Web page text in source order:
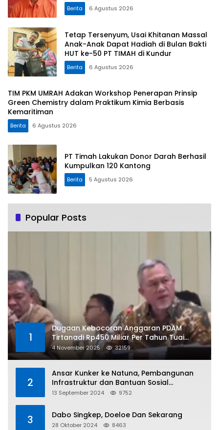
Berita 6 Agustus 2026
Tetap Tersenyum, Usai Khitanan Massal
Anak-Anak Dapat Hadiah di Bulan Bakti
HUT ke-50 PT TIMAH di Kundur
Berita 6 Agustus 2026
TIM PKM UMRAH Adakan Workshop Penerapan Prinsip
Green Chemistry dalam Praktikum Kimia Berbasis
Kemaritiman
Berita 6 Agustus 2026
PT Timah Lakukan Donor Darah Berhasil
Kumpulkan 120 Kantong
Berita 5 Agustus 2026
Popular Posts
1
Dugaan Kebocoran Anggaran PDAM
Tirtanadi Rp450 Miliar Per Tahun Tuai
Kritikan
4 November 2025 32159
2
Ansar Kunker ke Natuna, Pembangunan
Infrastruktur dan Bantuan Sosial
Direalisasikan Hingga Pulau Tiga
13 September 2024 9752
3 Dabo Singkep, Doeloe Dan Sekarang
28 Oktober 2024 8463